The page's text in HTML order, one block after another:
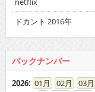
ドカント 2016年
バックナンバー
2026: 01 02 03